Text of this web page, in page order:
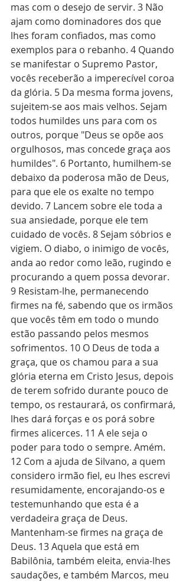
mas com o desejo de servir. 3 Não
ajam como dominadores dos que
lhes foram confiados, mas como
exemplos para o rebanho. 4 Quando
se manifestar o Supremo Pastor,
vocês receberão a imperecível coroa
da glória. 5 Da mesma forma jovens,
sujeitem-se aos mais velhos. Sejam
todos humildes uns para com os
outros, porque "Deus se opõe aos
orgulhosos, mas concede graça aos
humildes". 6 Portanto, humilhem-se
debaixo da poderosa mão de Deus,
para que ele os exalte no tempo
devido. 7 Lancem sobre ele toda a
sua ansiedade, porque ele tem
cuidado de vocês. 8 Sejam sóbrios e
vigiem. O diabo, o inimigo de vocês,
anda ao redor como leão, rugindo e
procurando a quem possa devorar.
9 Resistam-lhe, permanecendo
firmes na fé, sabendo que os irmãos
que vocês têm em todo o mundo
estão passando pelos mesmos
sofrimentos. 10 O Deus de toda a
graça, que os chamou para a sua
glória eterna em Cristo Jesus, depois
de terem sofrido durante pouco de
tempo, os restaurará, os confirmará,
lhes dará forças e os porá sobre
firmes alicerces. 11 A ele seja o
poder para todo o sempre. Amém.
12 Com a ajuda de Silvano, a quem
considero irmão fiel, eu lhes escrevi
resumidamente, encorajando-os e
testemunhando que esta é a
verdadeira graça de Deus.
Mantenham-se firmes na graça de
Deus. 13 Aquela que está em
Babilônia, também eleita, envia-lhes
saudações, e também Marcos, meu